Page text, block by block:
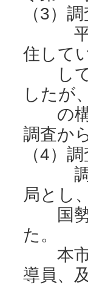
（3）
平成
住して
して
したが
の構
調査か
（4）
調査
局とし
国勢
た。
本市
導員、